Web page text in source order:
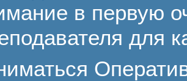
в первую
для